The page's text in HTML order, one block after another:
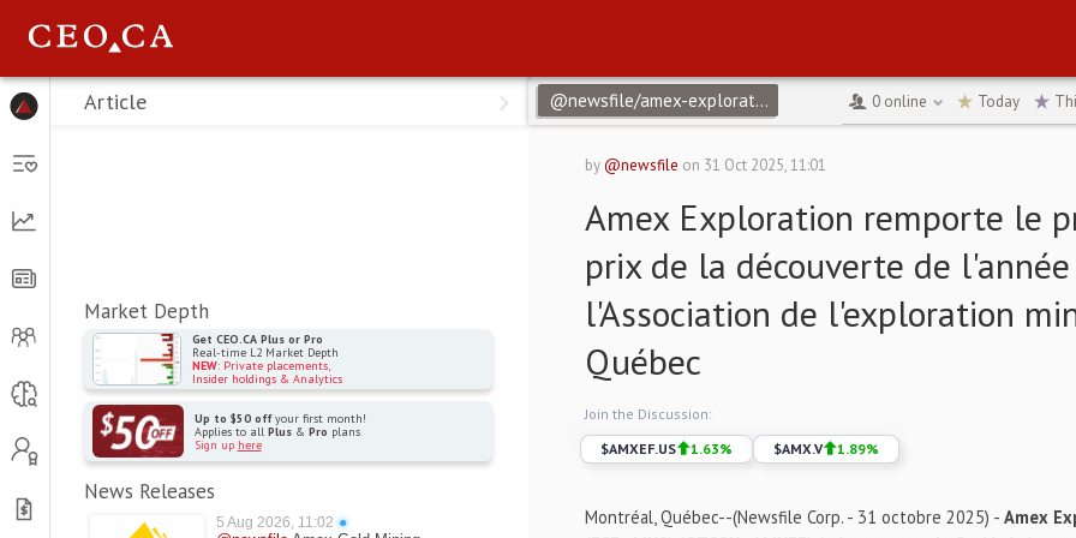
Menu
Article
Market Depth
Get CEO.CA Plus or Pro
Real-time L2 Market Depth
NEW: Private placements,
Insider holdings & Analytics
Up to $50 offyour first month!
Applies to all Plus& Pro plans
Sign up here
News Releases
5 Aug 2026, 11:02 ●
@newsfile/amex-exploration-remporte-le-prestigieux-prix-de-la ↻
0 online Today
by @newsfile on 31 Oct 2025, 11:01
Amex Exploration remporte le
prix de la découverte de
l'Association de l'exploration
Québec
Join the Discussion:
$AMXEF.US 1.63% $AMX.V 1.89%
Montréal, Québec--(Newsfile Corp. - 31 octobre 2025) -Amex